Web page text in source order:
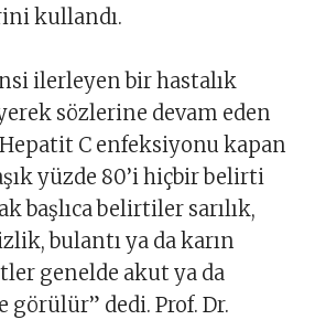
kullandı.
ilerleyen bir hastalık
sözlerine devam eden
C enfeksiyonu kapan
yüzde 80’i hiçbir belirti
başlıca belirtiler sarılık,
bulantı ya da karın
genelde akut ya da
dedi. Prof. Dr.